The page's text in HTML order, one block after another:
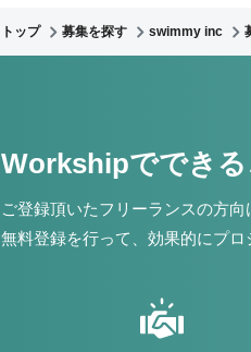
トップ 募集を探す swimmy inc
Workshipでできる
ご登録頂いたフリーランスの方向
無料登録を行って、効果的にプロ